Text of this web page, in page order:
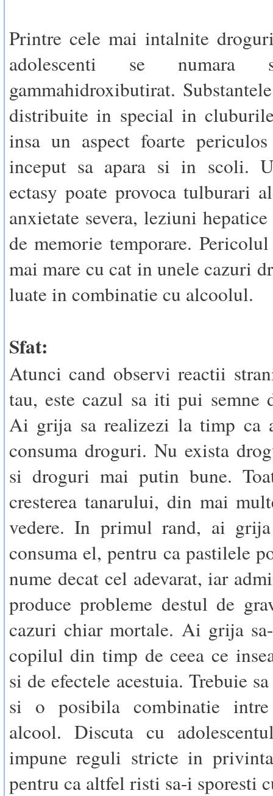
Printre cele mai intalnite
adolescenti se numara
gammahidroxibutirat.
distribuite in special in
insa un aspect foarte
inceput sa apara si in scoli.
ectasy poate provoca tulburari
anxietate severa, leziuni
de memorie temporare.
mai mare cu cat in unele cazuri
luate in combinatie cu alcoolul.
Sfat:
Atunci cand observi reactii
tau, este cazul sa iti pui semne
Ai grija sa realizezi la timp ca
consuma droguri. Nu exista
si droguri mai putin bune.
cresterea tanarului, din mai
vedere. In primul rand, ai
consuma el, pentru ca pastilele
nume decat cel adevarat, iar
produce probleme destul de
cazuri chiar mortale. Ai grija
copilul din timp de ceea ce
si de efectele acestuia. Trebuie
si o posibila combinatie
alcool. Discuta cu
impune reguli stricte in
pentru ca altfel risti sa-i sporesti